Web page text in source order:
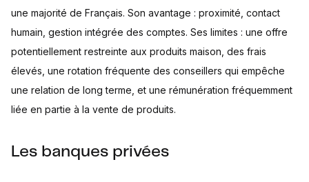
une majorité de Français. Son avantage : proximité, contact
humain, gestion intégrée des comptes. Ses limites : une offre
potentiellement restreinte aux produits maison, des frais
élevés, une rotation fréquente des conseillers qui empêche
une relation de long terme, et une rémunération fréquemment
liée en partie à la vente de produits.
Les banques privées